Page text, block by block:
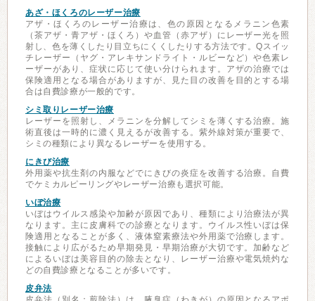
あざ・ほくろのレーザー治療
アザ・ほくろのレーザー治療は、色の原因となるメラニン色素
（茶アザ・青アザ・ほくろ）や血管（赤アザ）にレーザー光を照
射し、色を薄くしたり目立ちにくくしたりする方法です。Qスイッ
チレーザー（ヤグ・アレキサンドライト・ルビーなど）や色素レ
ーザーがあり、症状に応じて使い分けられます。アザの治療では
保険適用となる場合がありますが、見た目の改善を目的とする場
合は自費診療が一般的です。
シミ取りレーザー治療
レーザーを照射し、メラニンを分解してシミを薄くする治療。施
術直後は一時的に濃く見えるが改善する。紫外線対策が重要で、
シミの種類により異なるレーザーを使用する。
にきび治療
外用薬や抗生剤の内服などでにきびの炎症を改善する治療。自費
でケミカルピーリングやレーザー治療も選択可能。
いぼ治療
いぼはウイルス感染や加齢が原因であり、種類により治療法が異
なります。主に皮膚科での診療となります。ウイルス性いぼは保
険適用となることが多く、液体窒素療法や外用薬で治療します。
接触により広がるため早期発見・早期治療が大切です。加齢など
によるいぼは美容目的の除去となり、レーザー治療や電気焼灼な
どの自費診療となることが多いです。
皮弁法